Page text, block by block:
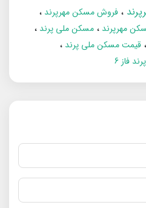
فروش مسکن مهرپرند
مهرپرند
مسکن ملی پرند
قیمت مسکن ملی پرند
فاز 6